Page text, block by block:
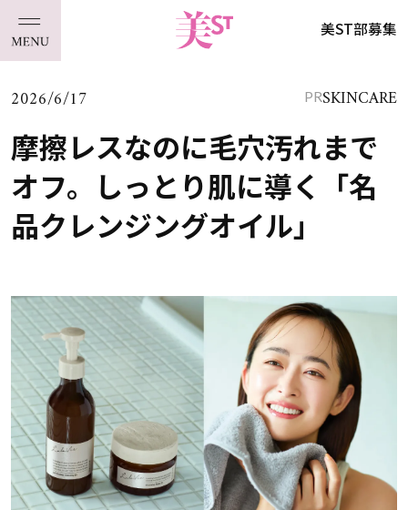
美ST部募集
2026/6/17 PRSKINCARE
摩擦レスなのに毛穴汚れまで
オフ。しっとり肌に導く「名
品クレンジングオイル」